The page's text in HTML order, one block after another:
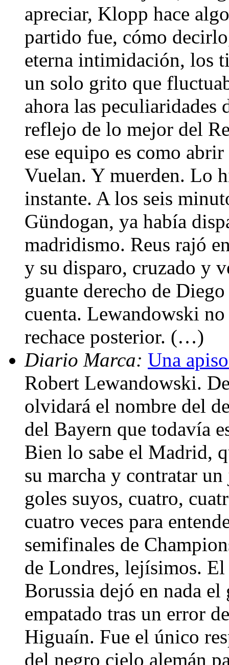
apreciar, Klopp hace
partido fue, cómo
eterna intimidación, los
un solo grito que
ahora las peculiaridades
reflejo de lo mejor del
ese equipo es como
Vuelan. Y muerden. Lo
instante. A los seis
Gündogan, ya había
madridismo. Reus rajó
y su disparo, cruzado y
guante derecho de
cuenta. Lewandowski
rechace posterior. (…)
Diario Marca: Una
Robert Lewandowski.
olvidará el nombre del
del Bayern que todavía
Bien lo sabe el Madrid,
su marcha y contratar
goles suyos, cuatro,
cuatro veces para
semifinales de
de Londres, lejísimos.
Borussia dejó en nada
empatado tras un error
Higuaín. Fue el único
del negro cielo alemán